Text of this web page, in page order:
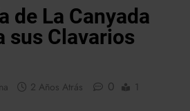
de La Canyada
sus Clavarios
2 Años Atrás 0
1